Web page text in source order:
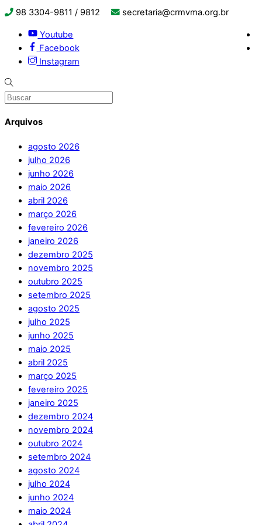
98 3304-9811 / 9812 secretaria@crmvma.org.br
Youtube
Facebook
Instagram
Arquivos
agosto 2026
julho 2026
junho 2026
maio 2026
abril 2026
março 2026
fevereiro 2026
janeiro 2026
dezembro 2025
novembro 2025
outubro 2025
setembro 2025
agosto 2025
julho 2025
junho 2025
maio 2025
abril 2025
março 2025
fevereiro 2025
janeiro 2025
dezembro 2024
novembro 2024
outubro 2024
setembro 2024
agosto 2024
julho 2024
junho 2024
maio 2024